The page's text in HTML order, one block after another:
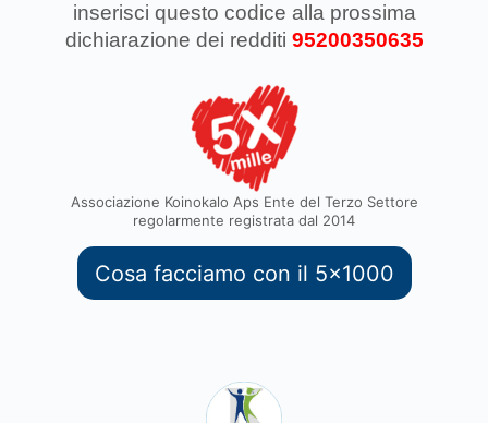
inserisci questo codice alla prossima
dichiarazione dei redditi 95200350635
Associazione Koinokalo Aps Ente del Terzo Settore
regolarmente registrata dal 2014
Cosa facciamo con il 5x1000